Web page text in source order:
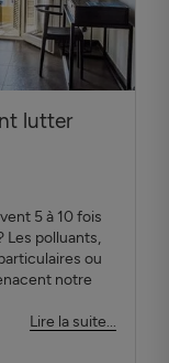
lutter
5 à 10 fois
Les polluants,
ou
notre
Lire la suite...